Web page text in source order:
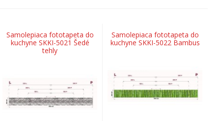
Samolepiaca fototapeta do
kuchyne SKKI-5021 Šedé
tehly
Samolepiaca fototapeta do
kuchyne SKKI-5022 Bambus